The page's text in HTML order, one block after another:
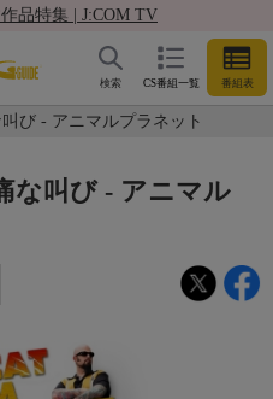
品特集 | J:COM TV
CS番組一覧 番組表
検索
び - アニマルプラネット
な叫び - アニマル